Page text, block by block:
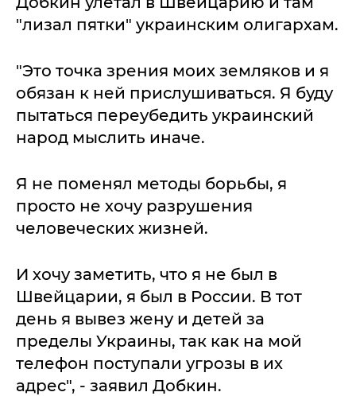
"лизал пятки" украинским олигархам.
"Это точка зрения моих земляков и я
обязан к ней прислушиваться. Я буду
пытаться переубедить украинский
народ мыслить иначе.
Я не поменял методы борьбы, я
просто не хочу разрушения
человеческих жизней.
И хочу заметить, что я не был в
Швейцарии, я был в России. В тот
день я вывез жену и детей за
пределы Украины, так как на мой
телефон поступали угрозы в их
адрес", - заявил Добкин.